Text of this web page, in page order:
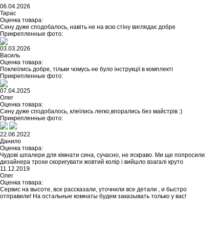
06.04.2026
Тарас
Оценка товара:
Сину дуже сподобалось, навіть не на всю стіну виглядає добре
Прикрепленные фото:
03.03.2026
Василь
Оценка товара:
Поклеїлись добре, тільки чомусь не було інструкції в комплекті
Прикрепленные фото:
07.04.2025
Олег
Оценка товара:
Сину дуже сподобалось, клеїлись легко,впорались без майстрів :)
Прикрепленные фото:
22.06.2022
Данило
Оценка товара:
Чудові шпалери для кімнати сина, сучасно, не яскраво. Ми ще попросили
дизайнера трохи скоригувати жовтий колір і вийшло взагалі круто
11.12.2019
Олег
Оценка товара:
Сервис на высоте, все рассказали, уточнили все детали , и быстро
отправили! На остальные комнаты будем заказывать только у вас!